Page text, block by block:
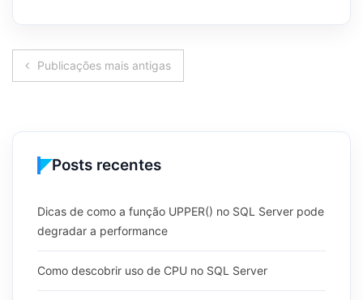
Navegação
posts
Publicações mais antigas
Posts recentes
Dicas de como a função UPPER() no SQL Server pode
degradar a performance
Como descobrir uso de CPU no SQL Server